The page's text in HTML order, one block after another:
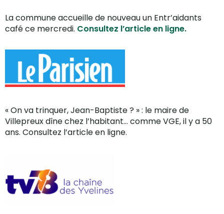
La commune accueille de nouveau un Entr’aidants
café ce mercredi. Consultez l’article en ligne.
« On va trinquer, Jean-Baptiste ? » : le maire de
Villepreux dîne chez l’habitant… comme VGE, il y a 50
ans. Consultez l’article en ligne.